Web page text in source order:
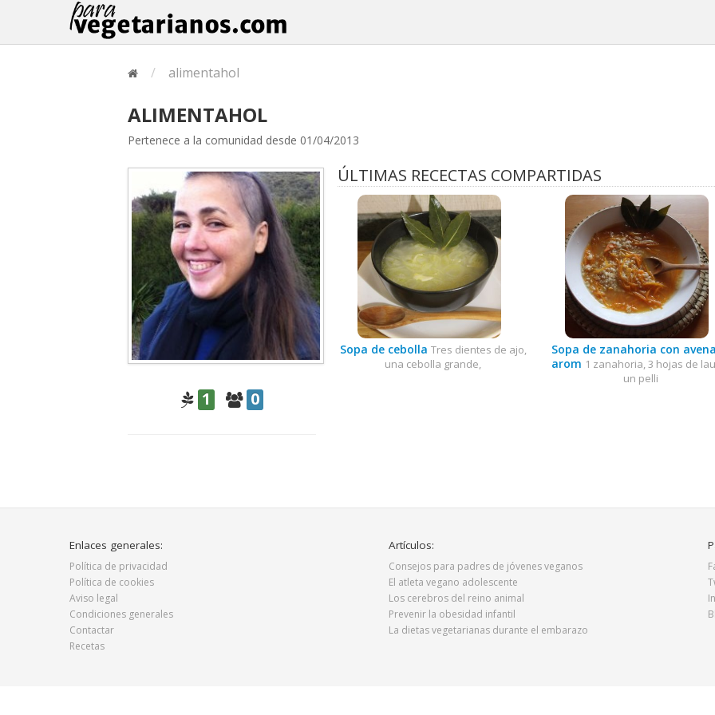
/ alimentahol
ALIMENTAHOL
Pertenece a la comunidad desde 01/04/2013
1 0
ÚLTIMAS RECECTAS COMPARTIDAS
Sopa de cebolla Tres dientes de ajo,
una cebolla grande,
Sopa de zanahoria con
arom 1 zanahoria, 3 hojas de
un pelli
Enlaces generales:
Política de privacidad
Política de cookies
Aviso legal
Condiciones generales
Contactar
Recetas
Artículos:
Consejos para padres de jóvenes veganos
El atleta vegano adolescente
Los cerebros del reino animal
Prevenir la obesidad infantil
La dietas vegetarianas durante el embarazo